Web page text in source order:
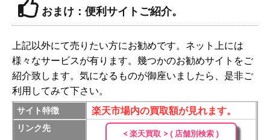
おまけ：便利サイトご紹介。
上記以外にて売りたい方にお勧めです。ネット上には
様々なサービスが有ります。幾つかのお勧めサイトをご
紹介致します。気になるものが御座いましたら、是非ご
利用してみて下さい。
サイト特徴 楽天市場内の買取額が見れます。
リンク先
< 楽天買取 > ( 店舗別検索 )